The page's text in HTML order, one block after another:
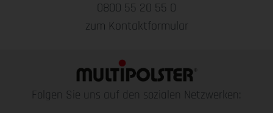
0800 55 20 55 0
zum Kontaktformular
Folgen Sie uns auf den sozialen Netzwerken: